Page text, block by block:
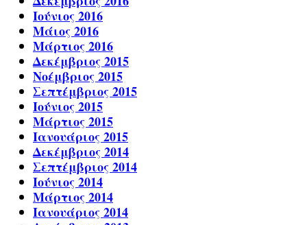
Ιούνιος 2016
Μάιος 2016
Μάρτιος 2016
Δεκέμβριος 2015
Νοέμβριος 2015
Σεπτέμβριος 2015
Ιούνιος 2015
Μάρτιος 2015
Ιανουάριος 2015
Δεκέμβριος 2014
Σεπτέμβριος 2014
Ιούνιος 2014
Μάρτιος 2014
Ιανουάριος 2014